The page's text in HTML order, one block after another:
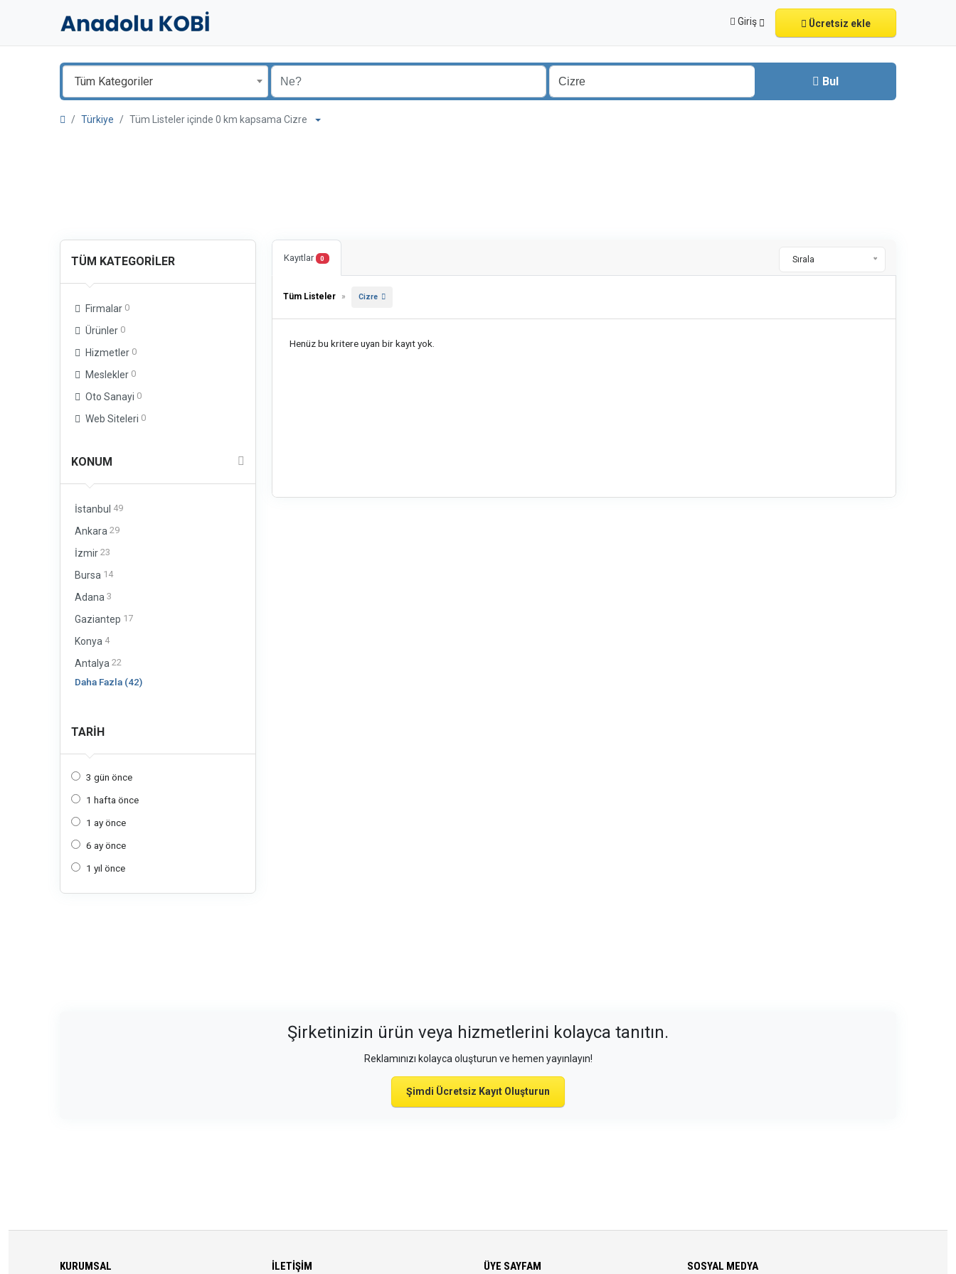
Giriş Ücretsiz ekle
Tüm Kategoriler Bul
Türkiye Tüm Listeler içinde 0 km kapsama Cizre
TÜM KATEGORILER
Firmalar 0
Ürünler 0
Hizmetler 0
Meslekler 0
Oto Sanayi 0
Web Siteleri 0
KONUM
İstanbul 49
Ankara 29
İzmir 23
Bursa 14
Adana 3
Gaziantep 17
Konya 4
Antalya 22
Daha Fazla (42)
TARIH
3 gün önce
1 hafta önce
1 ay önce
6 ay önce
1 yıl önce
Kayıtlar 0 Sırala
Tüm Listeler » Cizre
Henüz bu kritere uyan bir kayıt yok.
Şirketinizin ürün veya hizmetlerini kolayca tanıtın.
Reklamınızı kolayca oluşturun ve hemen yayınlayın!
Şimdi Ücretsiz Kayıt Oluşturun
KURUMSAL İLETIŞIM ÜYE SAYFAM SOSYAL MEDYA